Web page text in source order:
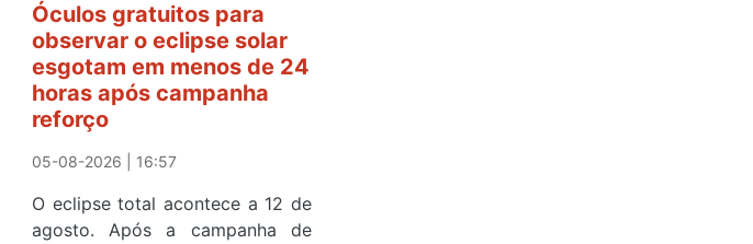
Óculos gratuitos para
observar o eclipse solar
esgotam em menos de 24
horas após campanha
reforço
05-08-2026 | 16:57
O eclipse total acontece a 12 de
agosto. Após a campanha de